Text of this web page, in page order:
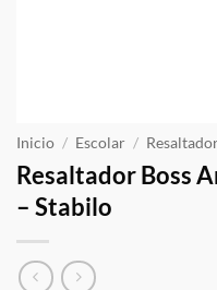
Inicio / Escolar /
Resaltador Boss
– Stabilo